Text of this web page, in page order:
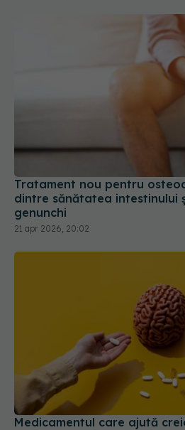
Tratament nou pentru
dintre sănătatea intestinului
21 apr 2026, 20:02
Medicamentul care ajută
toxinele asociate Alzheimer
18 iun 2026, 17:37